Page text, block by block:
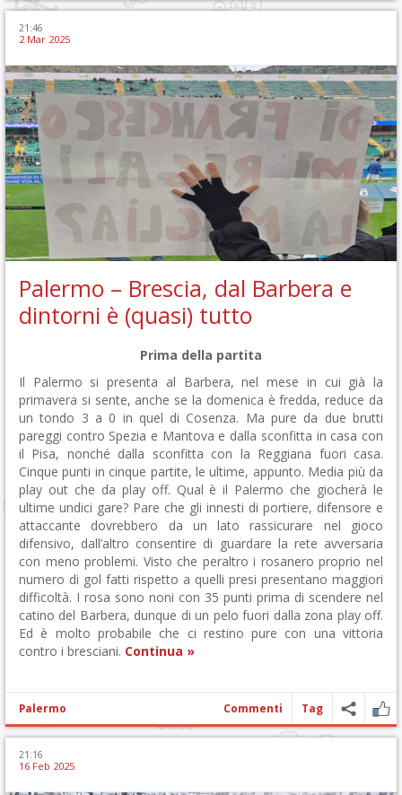
21:46
2 Mar 2025
Palermo – Brescia, dal Barbera e
dintorni è (quasi) tutto
Prima della partita
Il Palermo si presenta al Barbera, nel mese in cui già la
primavera si sente, anche se la domenica è fredda, reduce da
un tondo 3 a 0 in quel di Cosenza. Ma pure da due brutti
pareggi contro Spezia e Mantova e dalla sconfitta in casa con
il Pisa, nonché dalla sconfitta con la Reggiana fuori casa.
Cinque punti in cinque partite, le ultime, appunto. Media più da
play out che da play off. Qual è il Palermo che giocherà le
ultime undici gare? Pare che gli innesti di portiere, difensore e
attaccante dovrebbero da un lato rassicurare nel gioco
difensivo, dall’altro consentire di guardare la rete avversaria
con meno problemi. Visto che peraltro i rosanero proprio nel
numero di gol fatti rispetto a quelli presi presentano maggiori
difficoltà. I rosa sono noni con 35 punti prima di scendere nel
catino del Barbera, dunque di un pelo fuori dalla zona play off.
Ed è molto probabile che ci restino pure con una vittoria
contro i bresciani. Continua »
Palermo Commenti Tag
21:16
16 Feb 2025